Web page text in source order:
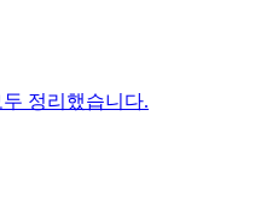
정리했습니다.